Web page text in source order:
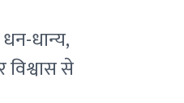
धान्य,
से